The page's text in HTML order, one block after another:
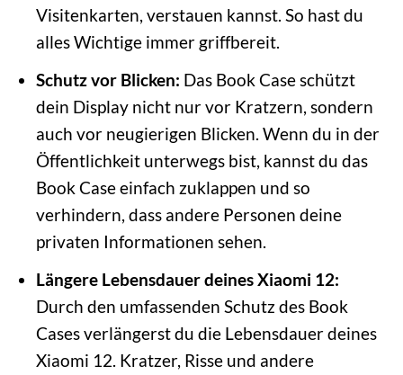
Visitenkarten, verstauen kannst. So hast du
alles Wichtige immer griffbereit.
Schutz vor Blicken: Das Book Case schützt
dein Display nicht nur vor Kratzern, sondern
auch vor neugierigen Blicken. Wenn du in der
Öffentlichkeit unterwegs bist, kannst du das
Book Case einfach zuklappen und so
verhindern, dass andere Personen deine
privaten Informationen sehen.
Längere Lebensdauer deines Xiaomi 12:
Durch den umfassenden Schutz des Book
Cases verlängerst du die Lebensdauer deines
Xiaomi 12. Kratzer, Risse und andere